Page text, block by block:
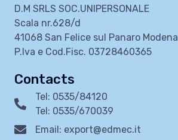
D.M SRLS SOC.UNIPERSONALE
Scala nr.628/d
41068 San Felice sul Panaro Modena
P.Iva e Cod.Fisc. 03728460365
Contacts
Tel: 0535/84120
Tel: 0535/670039
Email: export@edmec.it